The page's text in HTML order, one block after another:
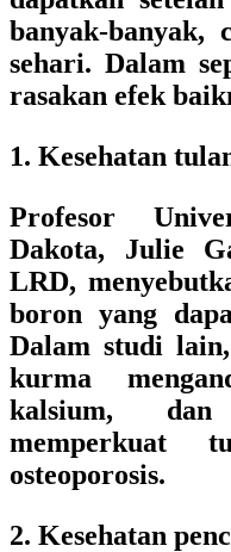
banyak-banyak,
sehari. Dalam
rasakan efek
1. Kesehatan
Profesor
Dakota, Julie
LRD,
boron yang
Dalam studi
kurma
kalsium, dan
memperkuat
osteoporosis.
2. Kesehatan